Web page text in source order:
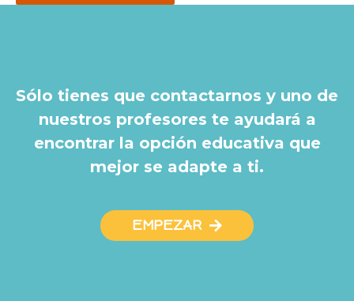
Sólo tienes que contactarnos y uno de
nuestros profesores te ayudará a
encontrar la opción educativa que
mejor se adapte a ti.
EMPEZAR